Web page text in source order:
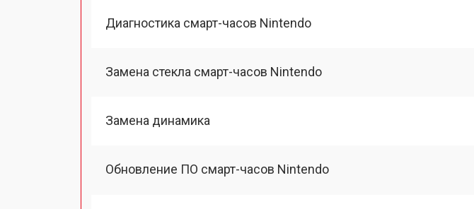
Диагностика смарт-часов Nintendo
Замена стекла смарт-часов Nintendo
Замена динамика
Обновление ПО смарт-часов Nintendo